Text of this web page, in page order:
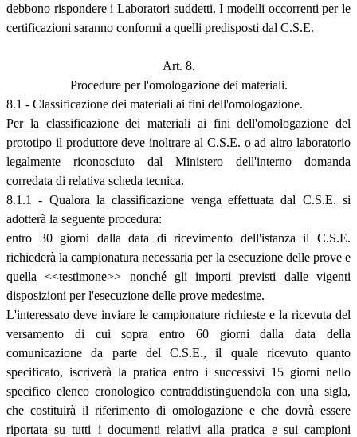
debbono rispondere i Laboratori suddetti. I modelli occorrenti per le
certificazioni saranno conformi a quelli predisposti dal C.S.E.
Art. 8.
Procedure per l'omologazione dei materiali.
8.1 - Classificazione dei materiali ai fini dell'omologazione.
Per la classificazione dei materiali ai fini dell'omologazione del
prototipo il produttore deve inoltrare al C.S.E. o ad altro laboratorio
legalmente riconosciuto dal Ministero dell'interno domanda
corredata di relativa scheda tecnica.
8.1.1 - Qualora la classificazione venga effettuata dal C.S.E. si
adotterà la seguente procedura:
entro 30 giorni dalla data di ricevimento dell'istanza il C.S.E.
richiederà la campionatura necessaria per la esecuzione delle prove e
quella <<testimone>> nonché gli importi previsti dalle vigenti
disposizioni per l'esecuzione delle prove medesime.
L'interessato deve inviare le campionature richieste e la ricevuta del
versamento di cui sopra entro 60 giorni dalla data della
comunicazione da parte del C.S.E., il quale ricevuto quanto
specificato, iscriverà la pratica entro i successivi 15 giorni nello
specifico elenco cronologico contraddistinguendola con una sigla,
che costituirà il riferimento di omologazione e che dovrà essere
riportata su tutti i documenti relativi alla pratica e sui campioni